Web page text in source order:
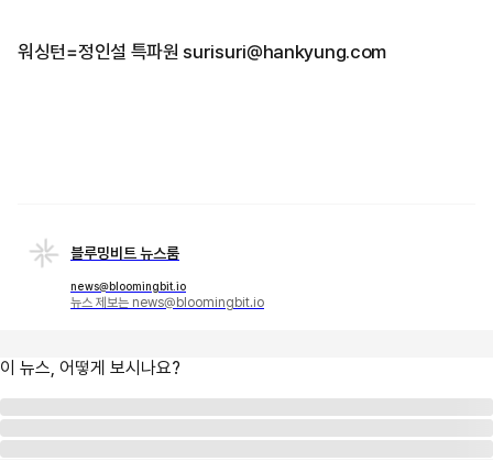
워싱턴=정인설 특파원 surisuri@hankyung.com
블루밍비트 뉴스룸
news@bloomingbit.io
뉴스 제보는 news@bloomingbit.io
이 뉴스, 어떻게 보시나요?